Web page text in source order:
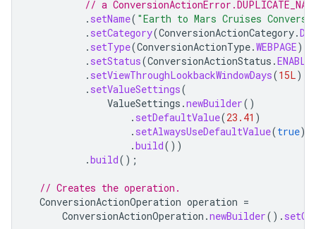
// a
. setName( "Earth to Mars Cruises
. setCategory(ConversionActionCategory.
. setType(ConversionActionType.WEBPAGE)
. setStatus(ConversionActionStatus .
. setViewThroughLookbackWindowDays(15L)
. setValueSettings(
ValueSettings .newBuilder()
. setDefaultValue(23.41 )
. setAlwaysUseDefaultValue(true)
.build())
.build();
// Creates the operation.
ConversionActionOperation operation =
ConversionActionOperation .newBuilder().